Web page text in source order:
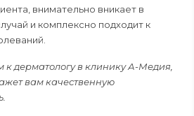
внимательно вникает в
и комплексно подходит к
дерматологу в клинику А-Медия,
вам качественную